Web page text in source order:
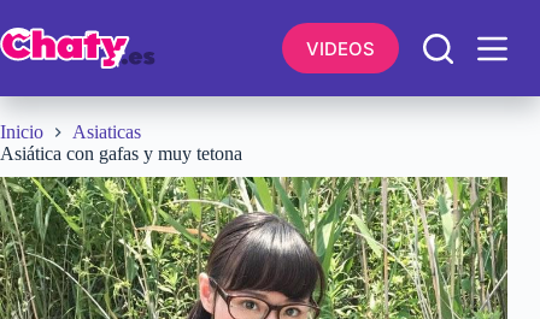
al
contenido
VIDEOS
Inicio
Asiaticas
Asiática con gafas y muy tetona